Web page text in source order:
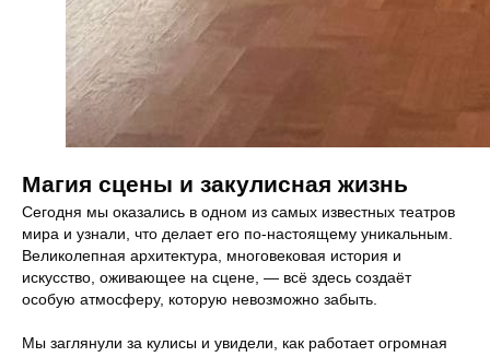
Магия сцены и закулисная жизнь
Сегодня мы оказались в одном из самых известных театров
мира и узнали, что делает его по-настоящему уникальным.
Великолепная архитектура, многовековая история и
искусство, оживающее на сцене, — всё здесь создаёт
особую атмосферу, которую невозможно забыть.
Мы заглянули за кулисы и увидели, как работает огромная